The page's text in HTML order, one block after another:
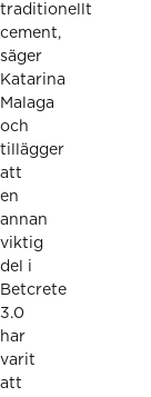
traditionellt
cement,
säger
Katarina
Malaga
och
tillägger
att
en
annan
viktig
del i
Betcrete
3.0
har
varit
att